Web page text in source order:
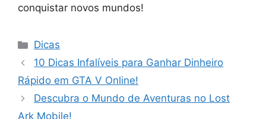
conquistar novos mundos!
Categorias
Dicas
10 Dicas Infalíveis para Ganhar Dinheiro
Rápido em GTA V Online!
Descubra o Mundo de Aventuras no Lost
Ark Mobile!